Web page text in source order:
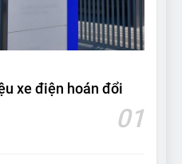
06 DM-i PHEV có
tương xứng
XE
xe điện hoán đổi
01